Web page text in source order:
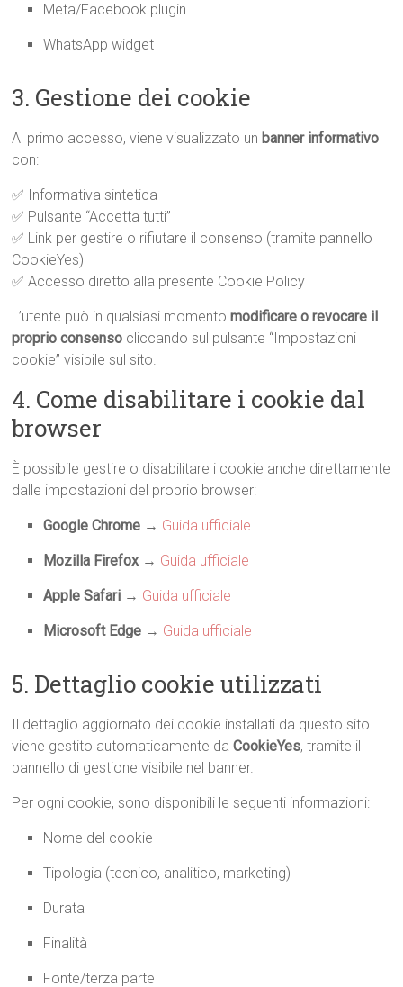
Meta/Facebook plugin
WhatsApp widget
3. Gestione dei cookie
Al primo accesso, viene visualizzato un banner informativo
con:
✅ Informativa sintetica
✅ Pulsante “Accetta tutti”
✅ Link per gestire o rifiutare il consenso (tramite pannello
CookieYes)
✅ Accesso diretto alla presente Cookie Policy
L’utente può in qualsiasi momentomodificare o revocare il
proprio consenso cliccando sul pulsante “Impostazioni
cookie” visibile sul sito.
4. Come disabilitare i cookie dal
browser
È possibile gestire o disabilitare i cookie anche direttamente
dalle impostazioni del proprio browser:
Google Chrome → Guida ufficiale
Mozilla Firefox→ Guida ufficiale
Apple Safari → Guida ufficiale
Microsoft Edge → Guida ufficiale
5. Dettaglio cookie utilizzati
Il dettaglio aggiornato dei cookie installati da questo sito
viene gestito automaticamente daCookieYes, tramite il
pannello di gestione visibile nel banner.
Per ogni cookie, sono disponibili le seguenti informazioni:
Nome del cookie
Tipologia (tecnico, analitico, marketing)
Durata
Finalità
Fonte/terza parte